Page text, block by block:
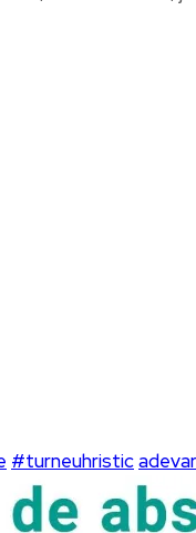
#turneuhristicadevar